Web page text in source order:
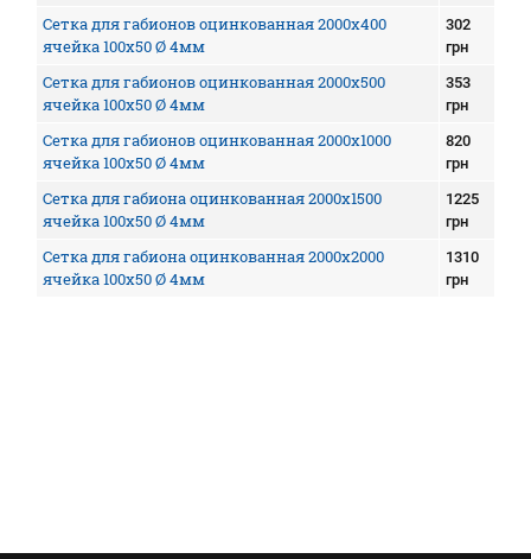
Сетка для габионов оцинкованная 2000х400
ячейка 100х50 Ø 4мм
302
грн
Сетка для габионов оцинкованная 2000х500
ячейка 100х50 Ø 4мм
353
грн
Сетка для габионов оцинкованная 2000х1000
ячейка 100х50 Ø 4мм
820
грн
Сетка для габиона оцинкованная 2000х1500
ячейка 100х50 Ø 4мм
1225
грн
Сетка для габиона оцинкованная 2000х2000
ячейка 100х50 Ø 4мм
1310
грн